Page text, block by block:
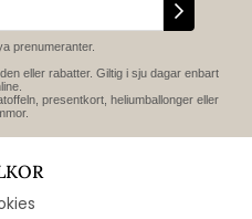
prenumeranter.
eller rabatter. Giltig i sju dagar enbart
presentkort, heliumballonger eller